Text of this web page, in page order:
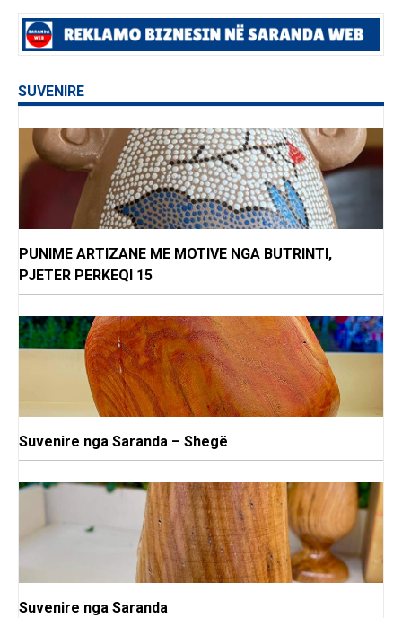
SUVENIRE
PUNIME ARTIZANE ME MOTIVE NGA BUTRINTI,
PJETER PERKEQI 15
Suvenire nga Saranda – Shegë
Suvenire nga Saranda